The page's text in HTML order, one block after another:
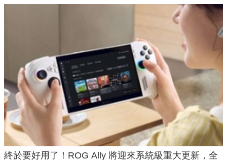
終於要好用了！ROG Ally 將迎來系統級重大更新，全